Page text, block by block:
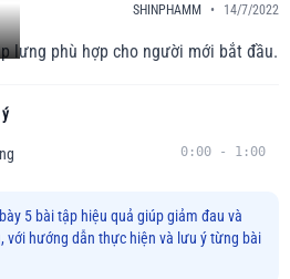
SHINPHAMM • 14/7/2022
lưng phù hợp cho người mới bắt đầu.
0:00 - 1:00
5 bài tập hiệu quả giúp giảm đau và
với hướng dẫn thực hiện và lưu ý từng bài